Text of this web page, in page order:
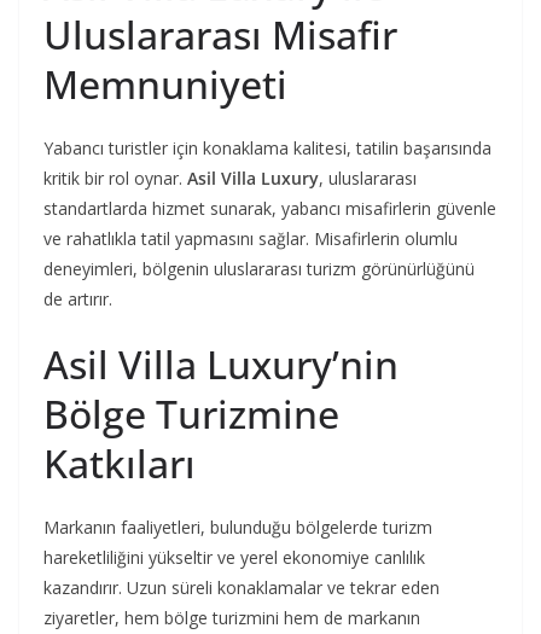
Uluslararası Misafir
Memnuniyeti
Yabancı turistler için konaklama kalitesi, tatilin başarısında
kritik bir rol oynar. Asil Villa Luxury, uluslararası
standartlarda hizmet sunarak, yabancı misafirlerin güvenle
ve rahatlıkla tatil yapmasını sağlar. Misafirlerin olumlu
deneyimleri, bölgenin uluslararası turizm görünürlüğünü
de artırır.
Asil Villa Luxury’nin
Bölge Turizmine
Katkıları
Markanın faaliyetleri, bulunduğu bölgelerde turizm
hareketliliğini yükseltir ve yerel ekonomiye canlılık
kazandırır. Uzun süreli konaklamalar ve tekrar eden
ziyaretler, hem bölge turizmini hem de markanın